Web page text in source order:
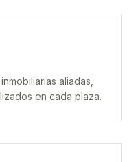
aliadas,
en cada plaza.